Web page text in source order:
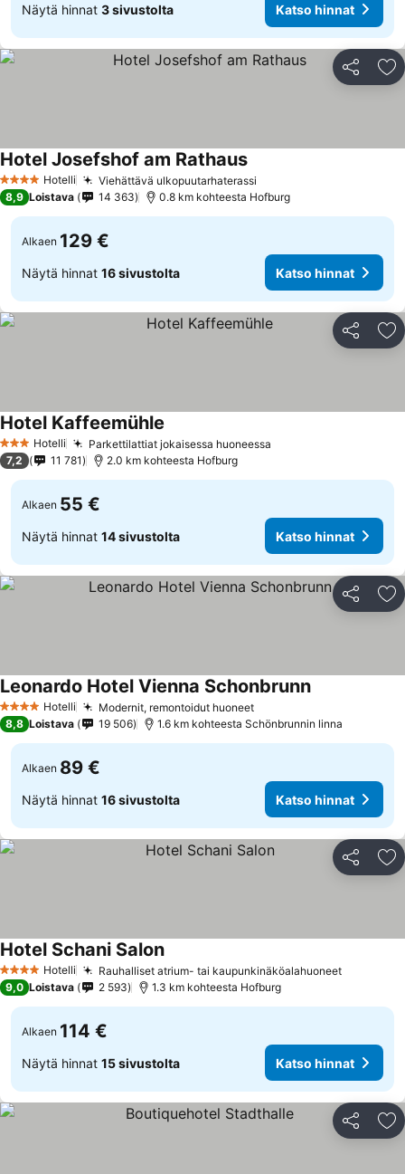
Näytä hinnat 3 sivustolta Katso hinnat
Jaa
4 Tähtiluokitus
Hotelli Viehättävä ulkopuutarhaterassi
Hotel Josefshof am Rathaus
8,9 Loistava 14 363 0.8 km kohteesta Hofburg
Alkaen 129 €
Näytä hinnat 16 sivustolta Katso hinnat
Jaa
3 Tähtiluokitus
Hotelli Parkettilattiat jokaisessa huoneessa
Hotel Kaffeemühle
7,2 11 781 2.0 km kohteesta Hofburg
Alkaen 55 €
Näytä hinnat 14 sivustolta Katso hinnat
Jaa
4 Tähtiluokitus
Hotelli Modernit, remontoidut huoneet
Leonardo Hotel Vienna Schonbrunn
8,8 Loistava 19 506 1.6 km kohteesta Schönbrunnin linna
Alkaen 89 €
Näytä hinnat 16 sivustolta Katso hinnat
Jaa
4 Tähtiluokitus
Hotelli Rauhalliset atrium- tai kaupunkinäköalahuoneet
Hotel Schani Salon
9,0 Loistava 2 593 1.3 km kohteesta Hofburg
Alkaen 114 €
Näytä hinnat 15 sivustolta Katso hinnat
Jaa